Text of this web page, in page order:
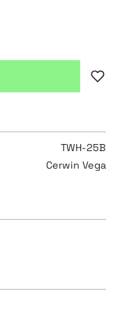
TWH-25B
Cerwin Vega